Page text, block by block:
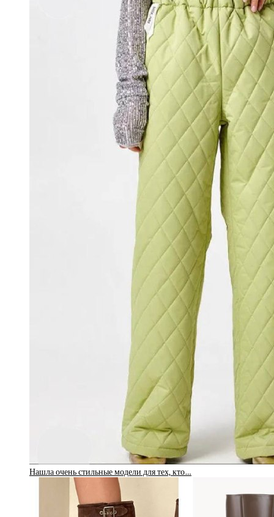
Нашла очень стильные модели для тех, кто…